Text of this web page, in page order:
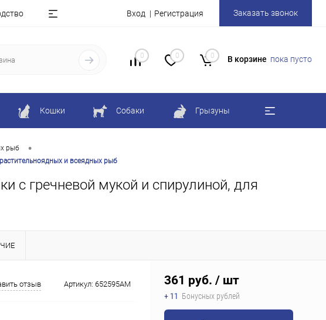
Вход Регистрация Заказать звонок
0 0 0 В корзине пока пусто
Кошки Собаки Грызуны
рыб •
и всеядных рыб
с гречневой мукой и спирулиной, для
отзыв Артикул: 652595АМ 361 руб. / шт
+ 11 Бонусных рублей